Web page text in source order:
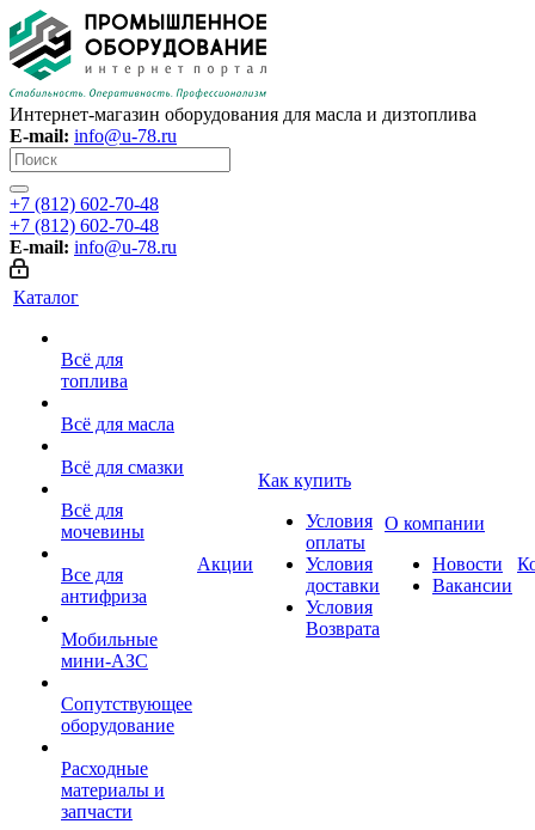
Интернет-магазин оборудования для масла и дизтоплива
E-mail: info@u-78.ru
+7 (812) 602-70-48
+7 (812) 602-70-48
E-mail: info@u-78.ru
Каталог
Всё для
топлива
Всё для масла
Всё для смазки
Всё для
мочевины
Все для
антифриза
Мобильные
мини-АЗС
Сопутствующее
оборудование
Расходные
материалы и
запчасти
Акции
Как купить
Условия
оплаты
Условия
доставки
Условия
Возврата
О компании
Новости
Вакансии